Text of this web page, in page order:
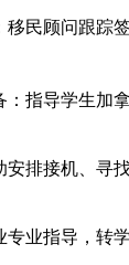
民顾问跟踪
指导学生加
排接机、寻
业指导，转